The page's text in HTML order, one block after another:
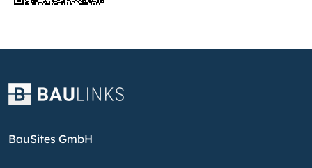
BauSites GmbH